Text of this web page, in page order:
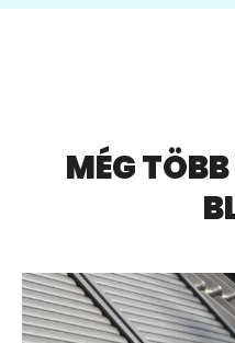
MÉG